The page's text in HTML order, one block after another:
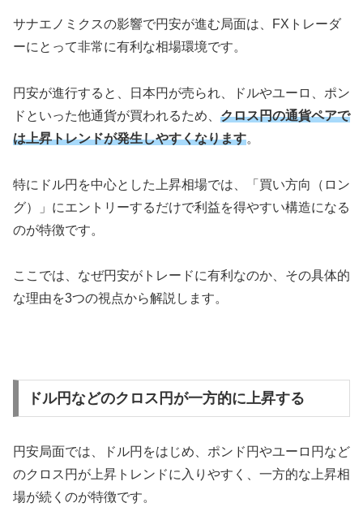
サナエノミクスの影響で円安が進む局面は、FXトレーダ
ーにとって非常に有利な相場環境です。
円安が進行すると、日本円が売られ、ドルやユーロ、ポン
ドといった他通貨が買われるため、 クロス円の通貨ペアで
は上昇トレンドが発生しやすくなります。
特にドル円を中心とした上昇相場では、「買い方向（ロン
グ）」にエントリーするだけで利益を得やすい構造になる
のが特徴です。
ここでは、なぜ円安がトレードに有利なのか、その具体的
な理由を3つの視点から解説します。
ドル円などのクロス円が一方的に上昇する
円安局面では、ドル円をはじめ、ポンド円やユーロ円など
のクロス円が上昇トレンドに入りやすく、一方的な上昇相
場が続くのが特徴です。